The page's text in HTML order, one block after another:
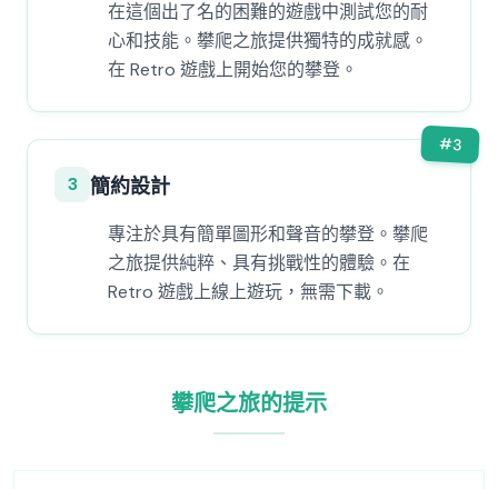
在這個出了名的困難的遊戲中測試您的耐
心和技能。攀爬之旅提供獨特的成就感。
在 Retro 遊戲上開始您的攀登。
#3
3 簡約設計
專注於具有簡單圖形和聲音的攀登。攀爬
之旅提供純粹、具有挑戰性的體驗。在
Retro 遊戲上線上遊玩，無需下載。
攀爬之旅的提示